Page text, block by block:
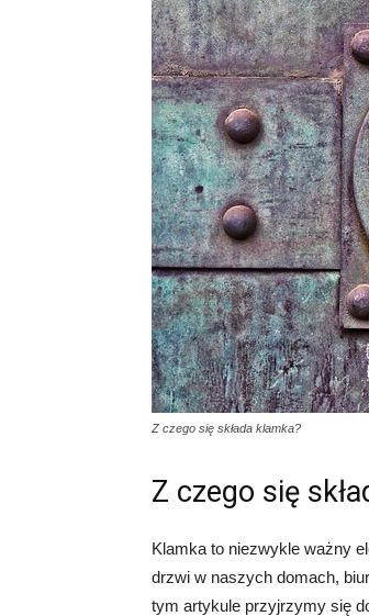
Z czego się składa klamka?
Z czego się
Klamka to niezwykle ważny
drzwi w naszych domach,
tym artykule przyjrzymy się